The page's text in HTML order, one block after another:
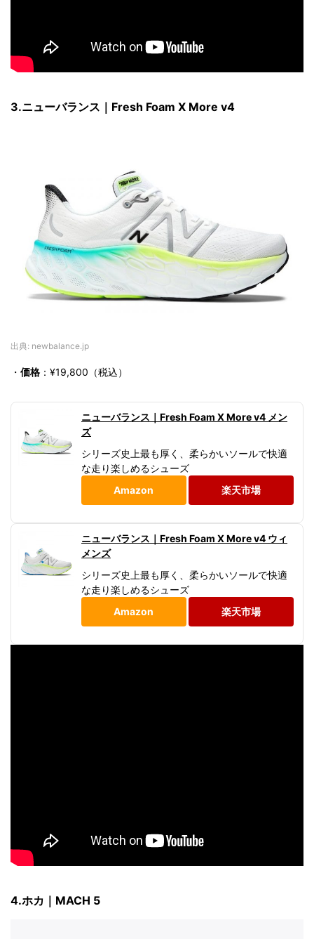
3.ニューバランス｜Fresh Foam X More v4
出典: newbalance.jp
・ 価格 ：¥19,800（税込）
ニューバランス｜Fresh Foam X More v4 メン
ズ
シリーズ史上最も厚く、柔らかいソールで快適
な走り楽しめるシューズ
Amazon
楽天市場
ニューバランス｜Fresh Foam X More v4 ウィ
メンズ
シリーズ史上最も厚く、柔らかいソールで快適
な走り楽しめるシューズ
Amazon
楽天市場
4.ホカ｜MACH 5